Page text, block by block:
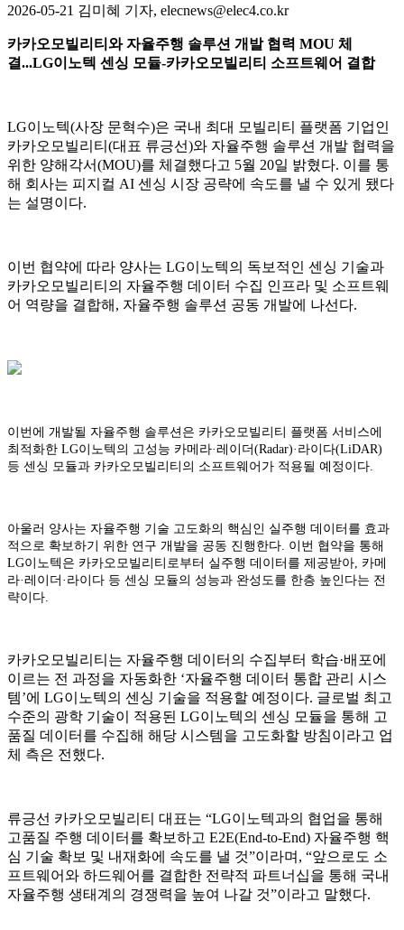
2026-05-21 김미혜 기자, elecnews@elec4.co.kr
카카오모빌리티와 자율주행 솔루션 개발 협력 MOU 체
결...LG이노텍 센싱 모듈-카카오모빌리티 소프트웨어 결합
LG이노텍(사장 문혁수)은 국내 최대 모빌리티 플랫폼 기업인
카카오모빌리티(대표 류긍선)와 자율주행 솔루션 개발 협력을
위한 양해각서(MOU)를 체결했다고 5월 20일 밝혔다. 이를 통
해 회사는 피지컬 AI 센싱 시장 공략에 속도를 낼 수 있게 됐다
는 설명이다.
이번 협약에 따라 양사는 LG이노텍의 독보적인 센싱 기술과
카카오모빌리티의 자율주행 데이터 수집 인프라 및 소프트웨
어 역량을 결합해, 자율주행 솔루션 공동 개발에 나선다.
이번에 개발될 자율주행 솔루션은 카카오모빌리티 플랫폼 서비스에
최적화한 LG이노텍의 고성능 카메라·레이더(Radar)·라이다(LiDAR)
등 센싱 모듈과 카카오모빌리티의 소프트웨어가 적용될 예정이다.
아울러 양사는 자율주행 기술 고도화의 핵심인 실주행 데이터를 효과
적으로 확보하기 위한 연구 개발을 공동 진행한다. 이번 협약을 통해
LG이노텍은 카카오모빌리티로부터 실주행 데이터를 제공받아, 카메
라·레이더·라이다 등 센싱 모듈의 성능과 완성도를 한층 높인다는 전
략이다.
카카오모빌리티는 자율주행 데이터의 수집부터 학습·배포에
이르는 전 과정을 자동화한 ‘자율주행 데이터 통합 관리 시스
템’에 LG이노텍의 센싱 기술을 적용할 예정이다. 글로벌 최고
수준의 광학 기술이 적용된 LG이노텍의 센싱 모듈을 통해 고
품질 데이터를 수집해 해당 시스템을 고도화할 방침이라고 업
체 측은 전했다.
류긍선 카카오모빌리티 대표는 “LG이노텍과의 협업을 통해
고품질 주행 데이터를 확보하고 E2E(End-to-End) 자율주행 핵
심 기술 확보 및 내재화에 속도를 낼 것”이라며, “앞으로도 소
프트웨어와 하드웨어를 결합한 전략적 파트너십을 통해 국내
자율주행 생태계의 경쟁력을 높여 나갈 것”이라고 말했다.